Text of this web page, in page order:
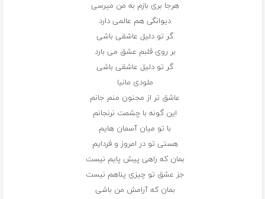
هرجا بری بازم به من میرسی
دیوانگی هم عالمی دارد
گر تو دلیل عاشقی باشی
بر روی قلبم عشق می بارد
گر تو دلیل عاشقی باشی
ملودی مانیا
عاشق تر از مجنون منم جانم
این گونه با چشمت نرنجانم
با تو میان آسمان هایم
هستی تو در امروز و فردایم
بمان که راهی پیش پایم نیست
جز عشق تو چیزی پناهم نیست
بمان که آرامش من باشی